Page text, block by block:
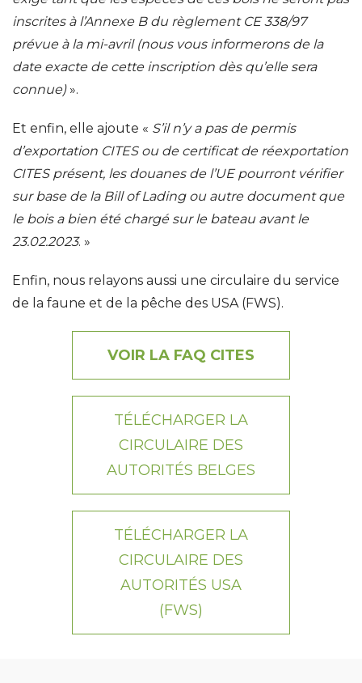
inscrites à l’Annexe B du règlement CE 338/97
prévue à la mi-avril (nous vous informerons de la
date exacte de cette inscription dès qu’elle sera
connue)».
Et enfin, elle ajoute « S’il n’y a pas de permis
d’exportation CITES ou de certificat de réexportation
CITES présent, les douanes de l’UE pourront vérifier
sur base de la Bill of Lading ou autre document que
le bois a bien été chargé sur le bateau avant le
23.02.2023. »
Enfin, nous relayons aussi une circulaire du service
de la faune et de la pêche des USA (FWS).
VOIR LA FAQ CITES
TÉLÉCHARGER LA
CIRCULAIRE DES
AUTORITÉS BELGES
TÉLÉCHARGER LA
CIRCULAIRE DES
AUTORITÉS USA
(FWS)